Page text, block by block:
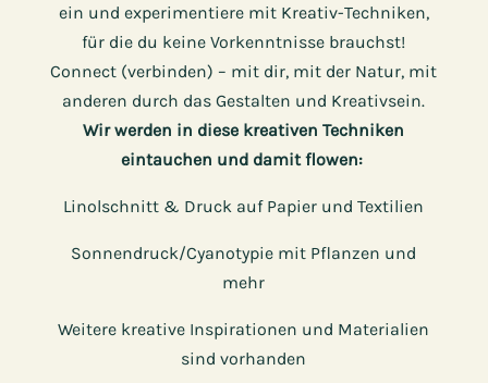
ein und experimentiere mit Kreativ-Techniken,
für die du keine Vorkenntnisse brauchst!
Connect (verbinden) – mit dir, mit der Natur, mit
anderen durch das Gestalten und Kreativsein.
Wir werden in diese kreativen Techniken
eintauchen und damit flowen:
Linolschnitt & Druck auf Papier und Textilien
Sonnendruck/Cyanotypie mit Pflanzen und
mehr
Weitere kreative Inspirationen und Materialien
sind vorhanden